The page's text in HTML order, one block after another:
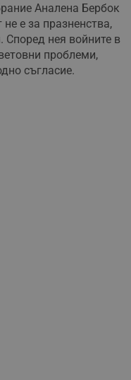
Аналена Бербок
е за празненства,
нея войните в
проблеми,
съгласие.